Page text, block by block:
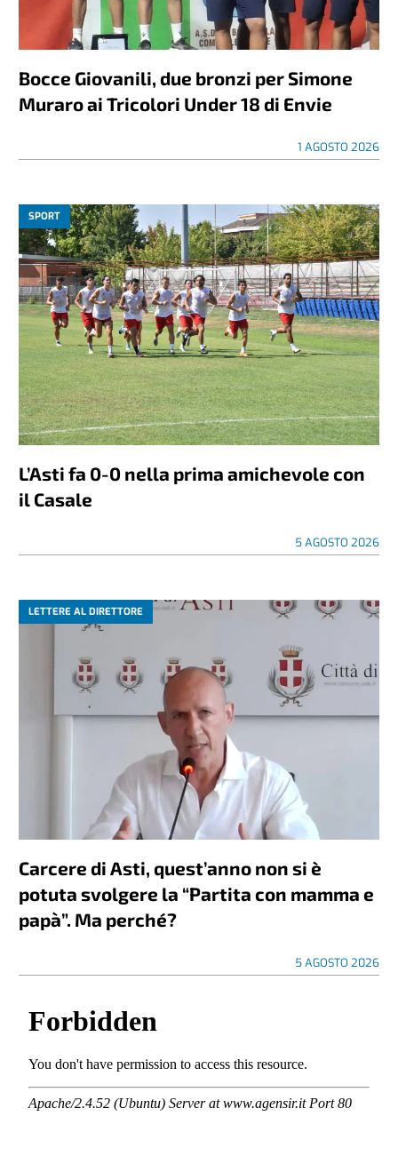
Bocce Giovanili, due bronzi per Simone
Muraro ai Tricolori Under 18 di Envie
1 AGOSTO 2026
SPORT
L’Asti fa 0-0 nella prima amichevole con
il Casale
5 AGOSTO 2026
LETTERE AL DIRETTORE
Carcere di Asti, quest’anno non si è
potuta svolgere la “Partita con mamma e
papà”. Ma perché?
5 AGOSTO 2026